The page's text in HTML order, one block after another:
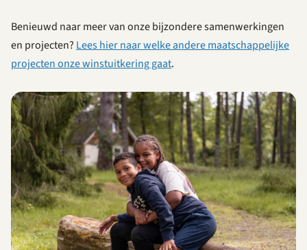
Benieuwd naar meer van onze bijzondere samenwerkingen
en projecten? Lees hier naar welke andere maatschappelijke
projecten onze winstuitkering gaat.